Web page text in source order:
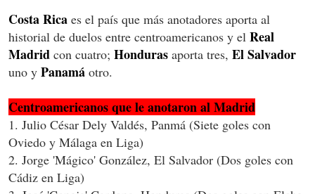
Costa Rica es el país que más anotadores aporta al
historial de duelos entre centroamericanos y el Real
Madrid con cuatro; Honduras aporta tres, El Salvador
uno y Panamá otro.
Centroamericanosque le anotaron al Madrid
1. Julio César Dely Valdés, Panmá (Siete goles con
Oviedo y Málaga en Liga)
2. Jorge 'Mágico' González, El Salvador (Dos goles con
Cádiz en Liga)